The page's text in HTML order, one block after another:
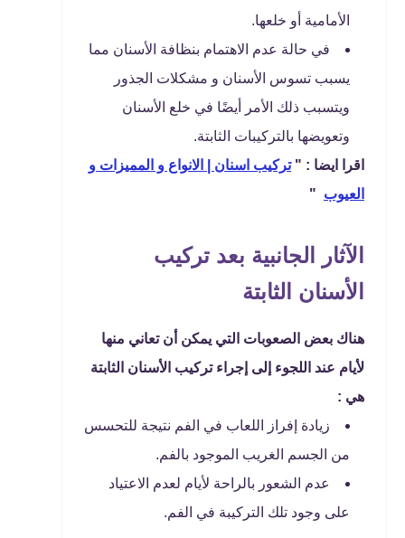
الأمامية أو خلعها.
في حالة عدم الاهتمام بنظافة الأسنان مما
يسبب تسوس الأسنان و مشكلات الجذور
ويتسبب ذلك الأمر أيضًا في خلع الأسنان
وتعويضها بالتركيبات الثابتة.
اقرا ايضا : "تركيب اسنان | الانواع و المميزات و
العيوب "
الآثار الجانبية بعد تركيب
الأسنان الثابتة
هناك بعض الصعوبات التي يمكن أن تعاني منها
لأيام عند اللجوء إلى إجراء تركيب الأسنان الثابتة
هي :
زيادة إفراز اللعاب في الفم نتيجة للتحسس
من الجسم الغريب الموجود بالفم.
عدم الشعور بالراحة لأيام لعدم الاعتياد
على وجود تلك التركيبة في الفم.